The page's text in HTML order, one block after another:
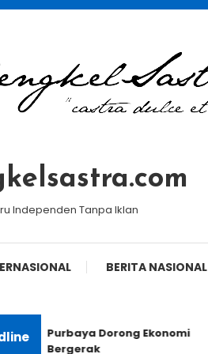
Independen Tanpa Iklan
BERITA NASIONAL
Purbaya Dorong Ekonomi
Bergerak